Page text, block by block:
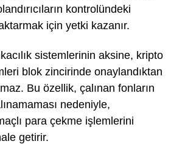
kontrolündeki
için yetki kazanır.
sistemlerinin aksine, kripto
blok zincirinde onaylandıktan
Bu özellik, çalınan fonların
nedeniyle,
para çekme işlemlerini
getirir.